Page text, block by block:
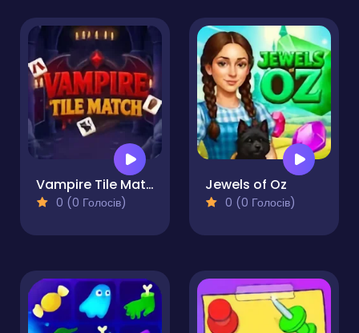
Vampire Tile Match
0 (0 Голосів)
Jewels of Oz
0 (0 Голосів)